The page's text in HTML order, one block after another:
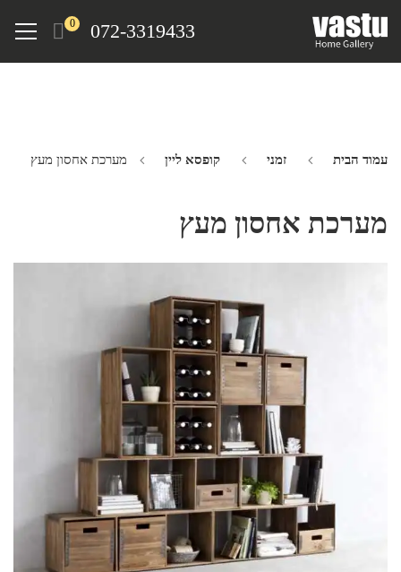
072-3319433
0
Menu
עמוד הבית זמני קופסא ליין מערכת אחסון מעץ
מערכת אחסון מעץ